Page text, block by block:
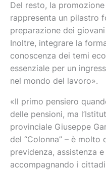
Del resto, la
rappresenta un pilastro
preparazione dei
Inoltre, integrare la
conoscenza dei temi
essenziale per un
nel mondo del lavoro».
«Il primo pensiero
delle pensioni, ma
provinciale Giuseppe
del “Colonna” – è molto
previdenza, assistenza
accompagnando i